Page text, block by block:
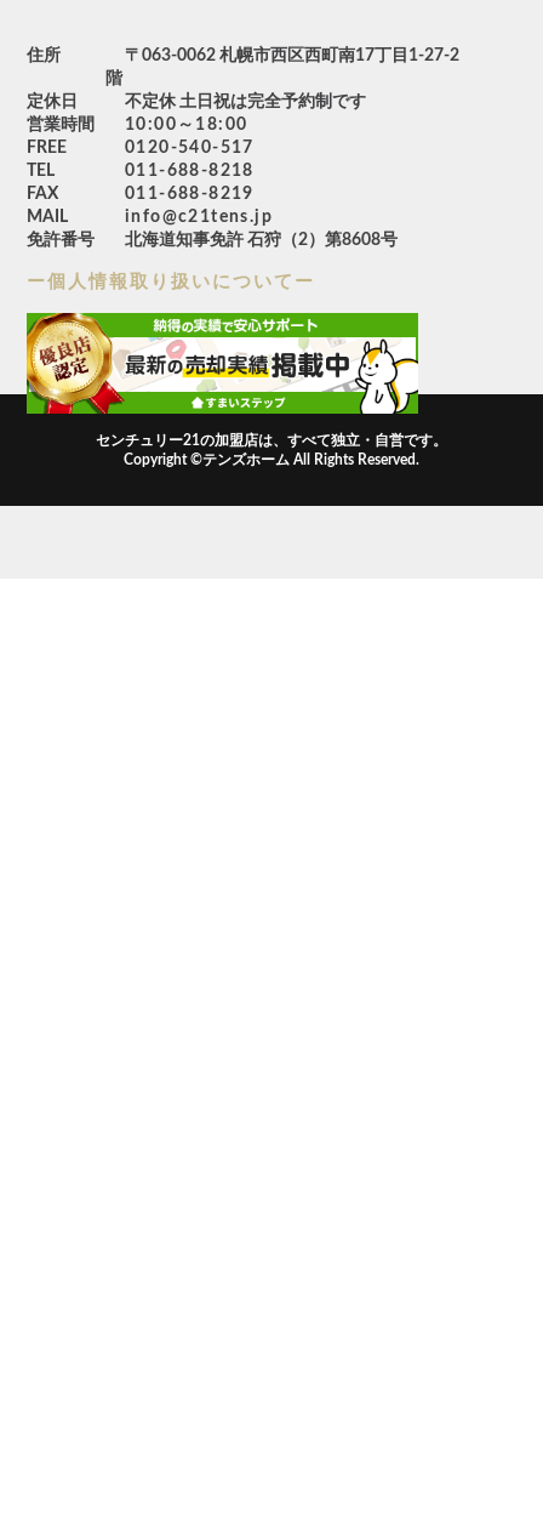
住所
〒063-0062 札幌市西区西町南17丁目1-27-2
階
定休日
不定休 土日祝は完全予約制です
営業時間
10:00～18:00
FREE
0120-540-517
TEL
011-688-8218
FAX
011-688-8219
MAIL
info@c21tens.jp
免許番号
北海道知事免許 石狩（2）第8608号
ー個人情報取り扱いについてー
センチュリー21の加盟店は、すべて独立・自営です。
Copyright ©テンズホーム All Rights Reserved.